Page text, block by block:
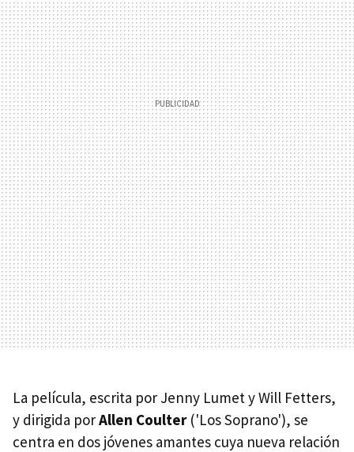
La película, escrita por Jenny Lumet y Will Fetters,
y dirigida porAllen Coulter('Los Soprano'), se
centra en dos jóvenes amantes cuya nueva relación